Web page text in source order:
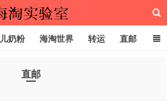
奶粉 海淘世界 转运 直邮
直邮